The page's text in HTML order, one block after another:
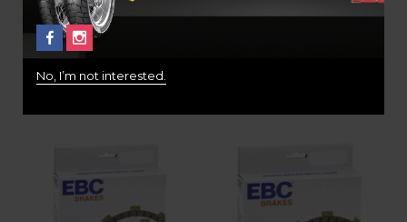
PASTILLAS FRENO EBC
FA213HH
$210.000
No, I’m not interested.